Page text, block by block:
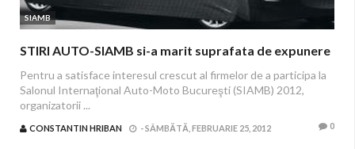
SIAMB
STIRI AUTO-SIAMB si-a marit suprafata de expunere
Pentru a satisface interesul crescut al firmelor de a participa la
Salonul Internaţional Auto-Moto Bucureşti (SIAMB) 2012,
organizatorii ...
CONSTANTIN HRIBAN -SÂMBĂTĂ, FEBRUARIE 25, 2012 0